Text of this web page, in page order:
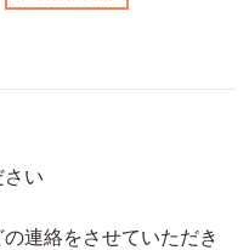
さい
連絡をさせていただき